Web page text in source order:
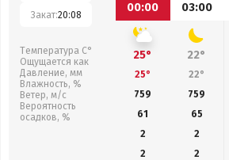
Закат:20:08
Температура С°
Ощущается как
Давление, мм
Влажность, %
Ветер, м/с
Вероятность
осадков, %
00:00
03:00
25° 22°
25° 22°
759
759
61
65
2
2
2
2